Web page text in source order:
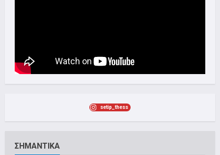
setip_thess
ΣΗΜΑΝΤΙΚΑ